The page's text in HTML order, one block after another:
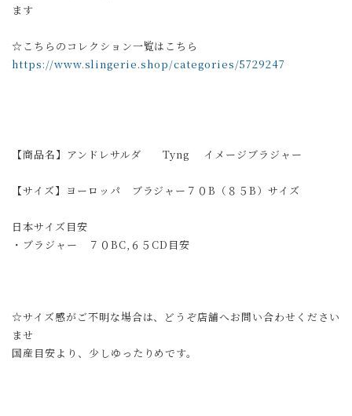
ます
☆こちらのコレクション一覧はこちら
https://www.slingerie.shop/categories/5729247
【商品名】アンドレサルダ Tyng イメージブラジャー
【サイズ】ヨーロッパ ブラジャー７０B（８５B）サイズ
日本サイズ目安
・ブラジャー ７０BC,６５CD目安
☆サイズ感がご不明な場合は、どうぞ店舗へお問い合わせください
ませ
国産目安より、少しゆったりめです。